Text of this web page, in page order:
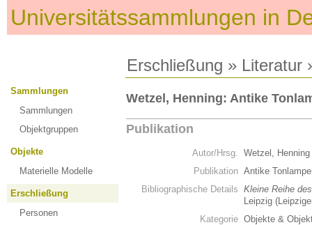
Universitätssammlungen in
Erschließung » Literatur
Sammlungen
Sammlungen
Objektgruppen
Objekte
Materielle Modelle
Erschließung
Personen
Wetzel, Henning: Antike
Publikation
Autor/Hrsg. Wetzel, Henning
Publikation Antike
Bibliographische Details Kleine Reihe
Leipzig
Kategorie Objekte &